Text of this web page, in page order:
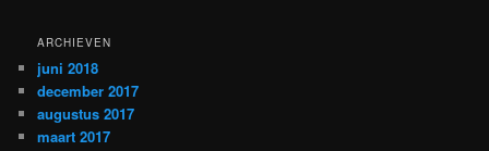
ARCHIEVEN
juni 2018
december 2017
augustus 2017
maart 2017